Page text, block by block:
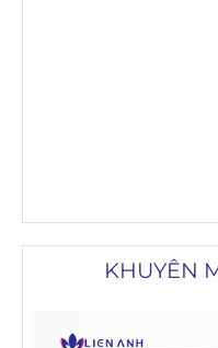
KHUYÊN